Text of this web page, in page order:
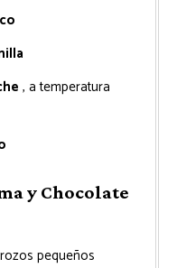
, a temperatura
y Chocolate
pequeños